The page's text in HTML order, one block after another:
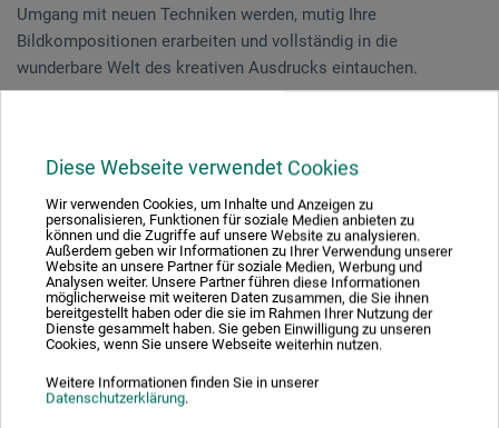
Diese Webseite verwendet Cookies
Wir verwenden Cookies, um Inhalte und Anzeigen zu
personalisieren, Funktionen für soziale Medien anbieten zu
können und die Zugriffe auf unsere Website zu analysieren.
Außerdem geben wir Informationen zu Ihrer Verwendung unserer
Website an unsere Partner für soziale Medien, Werbung und
Analysen weiter. Unsere Partner führen diese Informationen
möglicherweise mit weiteren Daten zusammen, die Sie ihnen
bereitgestellt haben oder die sie im Rahmen Ihrer Nutzung der
Dienste gesammelt haben. Sie geben Einwilligung zu unseren
Cookies, wenn Sie unsere Webseite weiterhin nutzen.
Weitere Informationen finden Sie in unserer
Datenschutzerklärung.
Umgang mit neuen Techniken werden, mutig Ihre
Bildkompositionen erarbeiten und vollständig in die
wunderbare Welt des kreativen Ausdrucks eintauchen.
Veranstaltungsdatum
13. Jun. 2026
10:30 - 15:30 Uhr
Sie schauen derzeitig auf eine vergangene